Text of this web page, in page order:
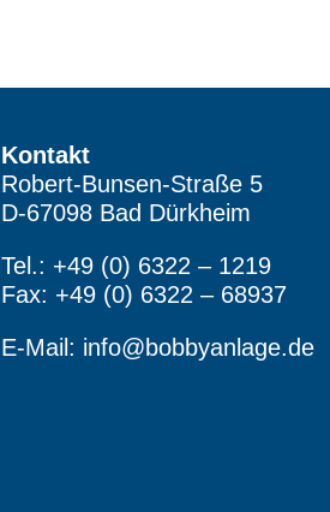
Kontakt
Robert-Bunsen-Straße 5
D-67098 Bad Dürkheim
Tel.: +49 (0) 6322 – 1219
Fax: +49 (0) 6322 – 68937
E-Mail: info@bobbyanlage.de